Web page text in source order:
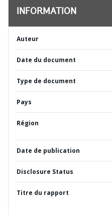
INFORMATION
Auteur
Date du document
Type de document
Pays
Région
Date de publication
Disclosure Status
Titre du rapport